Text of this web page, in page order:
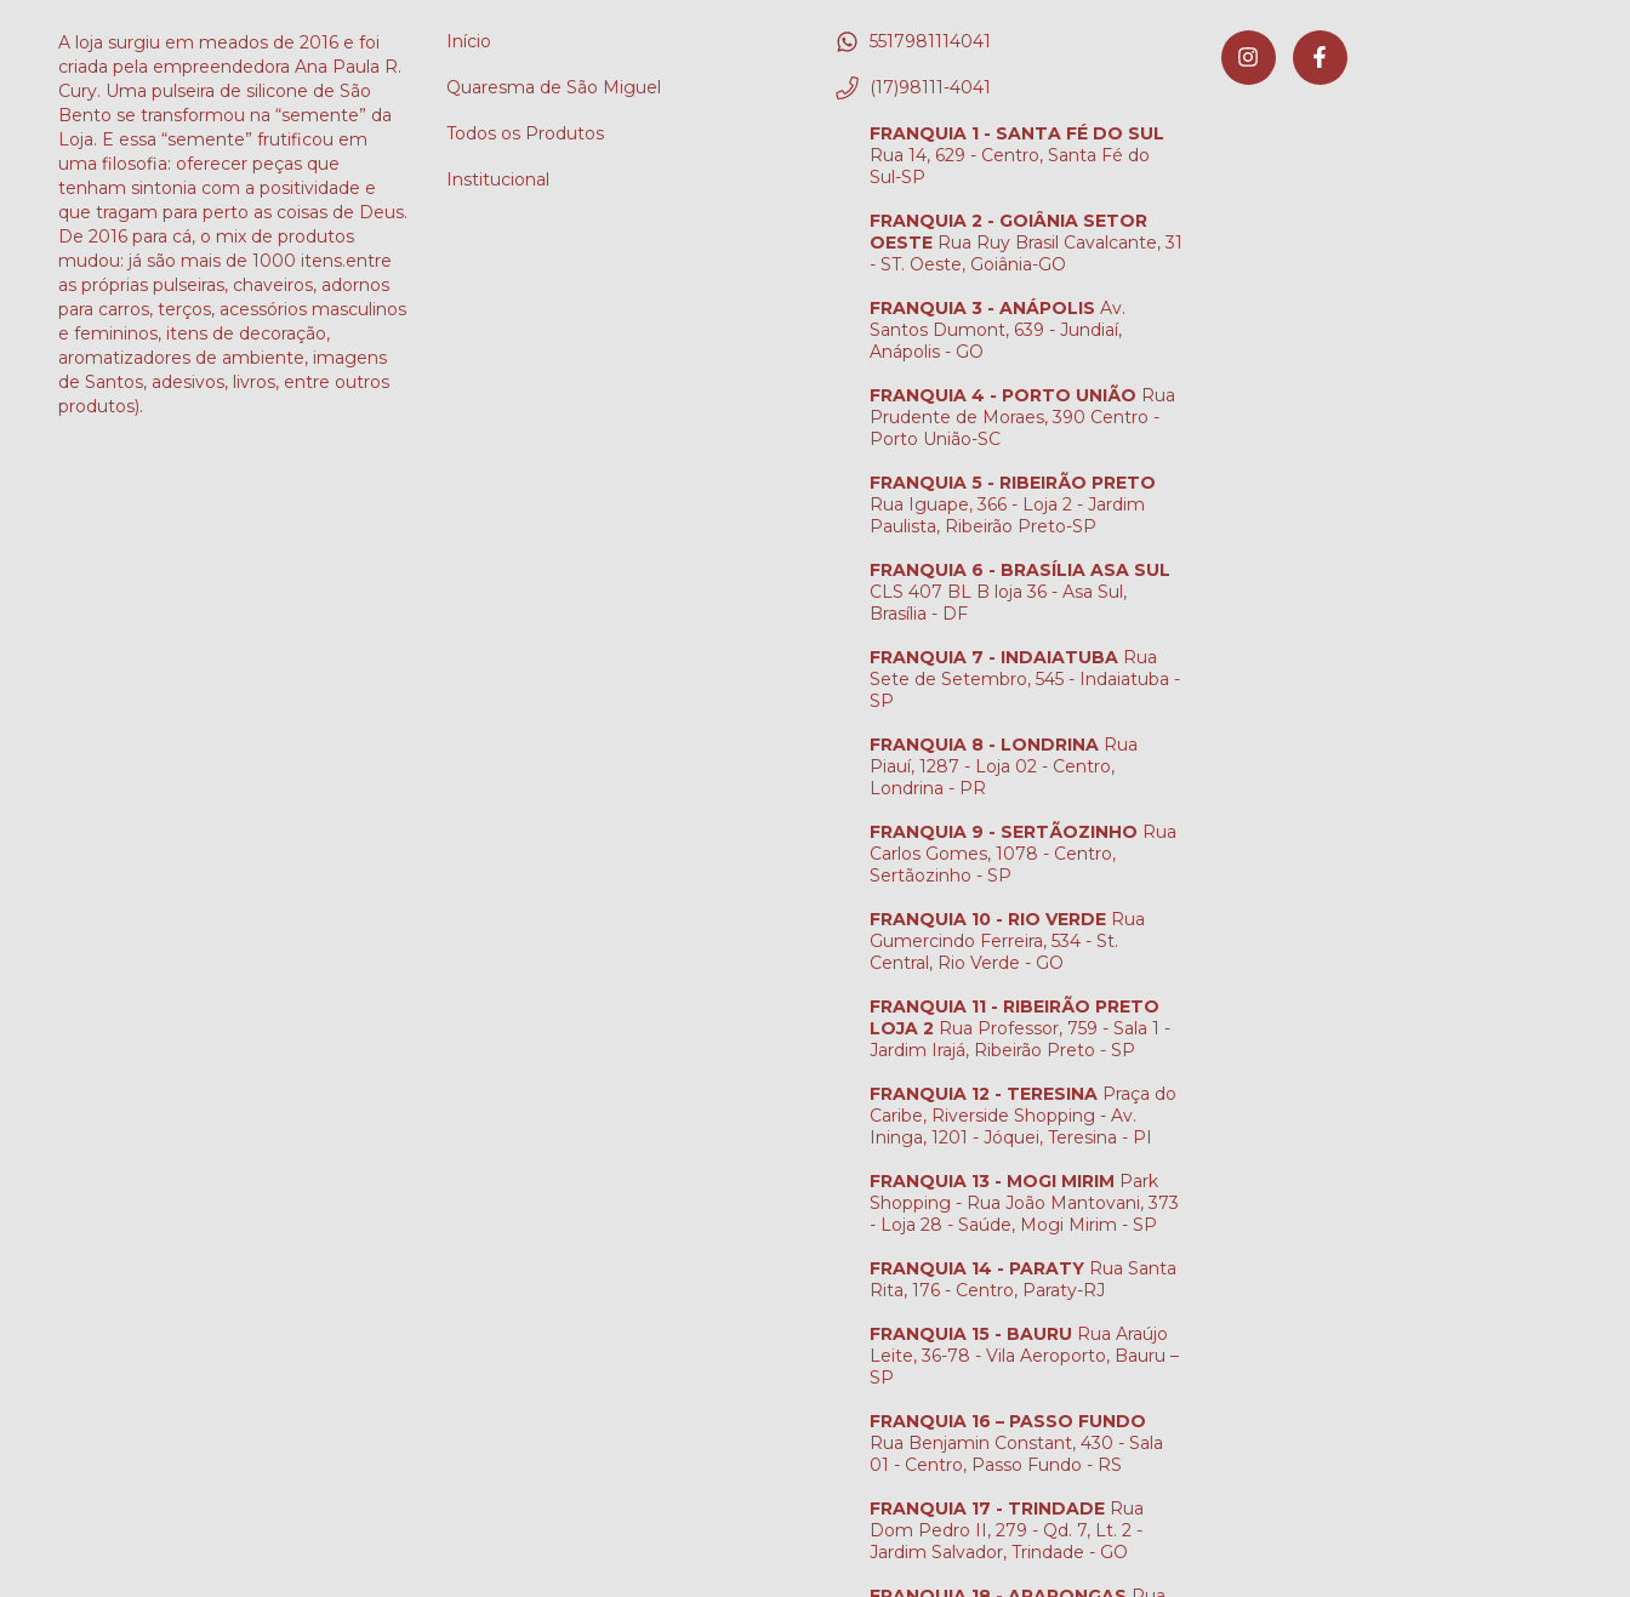
A loja surgiu em meados de 2016 e foi
criada pela empreendedora Ana Paula R.
Cury. Uma pulseira de silicone de São
Bento se transformou na “semente” da
Loja. E essa “semente” frutificou em
uma filosofia: oferecer peças que
tenham sintonia com a positividade e
que tragam para perto as coisas de Deus.
De 2016 para cá, o mix de produtos
mudou: já são mais de 1000 itens.entre
as próprias pulseiras, chaveiros, adornos
para carros, terços, acessórios masculinos
e femininos, itens de decoração,
aromatizadores de ambiente, imagens
de Santos, adesivos, livros, entre outros
produtos).
Início
Quaresma de São Miguel
Todos os Produtos
Institucional
5517981114041
(17)98111-4041
FRANQUIA 1 - SANTA FÉ DO SUL
Rua 14, 629 - Centro, Santa Fé do
Sul-SP
FRANQUIA 2 - GOIÂNIA SETOR
OESTE Rua Ruy Brasil Cavalcante, 31
- ST. Oeste, Goiânia-GO
FRANQUIA 3 - ANÁPOLIS Av.
Santos Dumont, 639 - Jundiaí,
Anápolis - GO
FRANQUIA 4 - PORTO UNIÃO Rua
Prudente de Moraes, 390 Centro -
Porto União-SC
FRANQUIA 5 - RIBEIRÃO PRETO
Rua Iguape, 366 - Loja 2 - Jardim
Paulista, Ribeirão Preto-SP
FRANQUIA 6 - BRASÍLIA ASA SUL
CLS 407 BL B loja 36 - Asa Sul,
Brasília - DF
FRANQUIA 7 - INDAIATUBA Rua
Sete de Setembro, 545 - Indaiatuba -
SP
FRANQUIA 8 - LONDRINA Rua
Piauí, 1287 - Loja 02 - Centro,
Londrina - PR
FRANQUIA 9 - SERTÃOZINHO Rua
Carlos Gomes, 1078 - Centro,
Sertãozinho - SP
FRANQUIA 10 - RIO VERDE Rua
Gumercindo Ferreira, 534 - St.
Central, Rio Verde - GO
FRANQUIA 11 - RIBEIRÃO PRETO
LOJA 2 Rua Professor, 759 - Sala 1 -
Jardim Irajá, Ribeirão Preto - SP
FRANQUIA 12 - TERESINA Praça do
Caribe, Riverside Shopping - Av.
Ininga, 1201 - Jóquei, Teresina - PI
FRANQUIA 13 - MOGI MIRIM Park
Shopping - Rua João Mantovani, 373
- Loja 28 - Saúde, Mogi Mirim - SP
FRANQUIA 14 - PARATY Rua Santa
Rita, 176 - Centro, Paraty-RJ
FRANQUIA 15 - BAURU Rua Araújo
Leite, 36-78 - Vila Aeroporto, Bauru –
SP
FRANQUIA 16 – PASSO FUNDO
Rua Benjamin Constant, 430 - Sala
01 - Centro, Passo Fundo - RS
FRANQUIA 17 - TRINDADE Rua
Dom Pedro II, 279 - Qd. 7, Lt. 2 -
Jardim Salvador, Trindade - GO